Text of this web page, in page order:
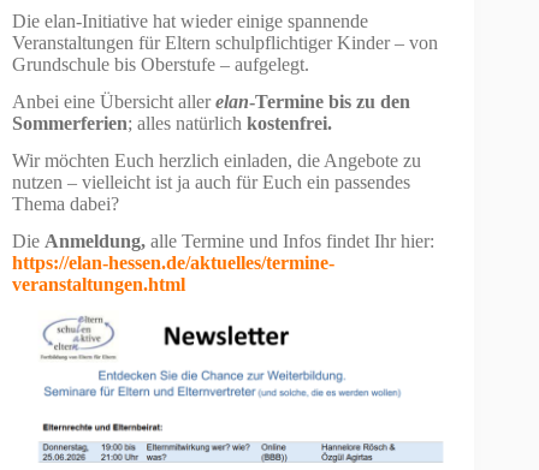
Die elan-Initiative hat wieder einige spannende
Veranstaltungen für Eltern schulpflichtiger Kinder – von
Grundschule bis Oberstufe – aufgelegt.
Anbei eine Übersicht allerelan-Termine bis zu den
Sommerferien; alles natürlich kostenfrei.
Wir möchten Euch herzlich einladen, die Angebote zu
nutzen – vielleicht ist ja auch für Euch ein passendes
Thema dabei?
Die Anmeldung, alle Termine und Infos findet Ihr hier:
https://elan-hessen.de/aktuelles/termine-
veranstaltungen.html